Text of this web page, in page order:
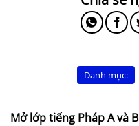
Danh mục:
Mở lớp tiếng Pháp A và B